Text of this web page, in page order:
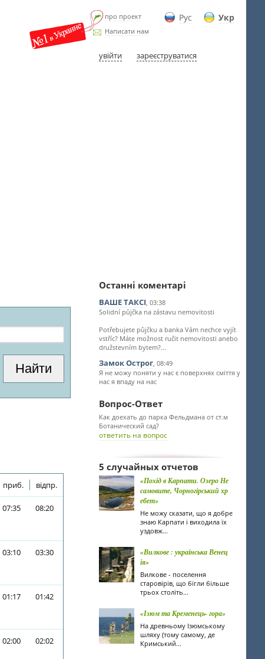
Рус Укр
про проект
Написати нам
увійти зареєструватися
приб. відпр.
07:35 08:20
03:10 03:30
01:17 01:42
02:00 02:02
Останні коментарі
ВАШЕ ТАКСІ, 03:38
Solidní půjčka na zástavu nemovitosti
Potřebujete půjčku a banka Vám nechce vyjít
vstříc? Máte možnost ručit nemovitosti anebo
družstevním bytem?...
Замок Острог, 08:49
Я не можу поняти у нас є поверхнях сміття у
нас я впаду на нас
Вопрос-Ответ
Как доехать до парка Фельдмана от ст.м
Ботанический сад?
ответить на вопрос
5 случайных отчетов
«Похід в Карпати. Озеро Не
самовите, Чорногірський хр
ебет»
Не можу сказати, що я добре
знаю Карпати і виходила їх
уздовж...
«Вилкове : українська Венец
ія»
Вилкове - поселення
старовірів, що бігли більше
трьох століть...
«Ізюм та Кременець- гора»
На древньому Ізюмському
шляху (тому самому, де
Кримський...